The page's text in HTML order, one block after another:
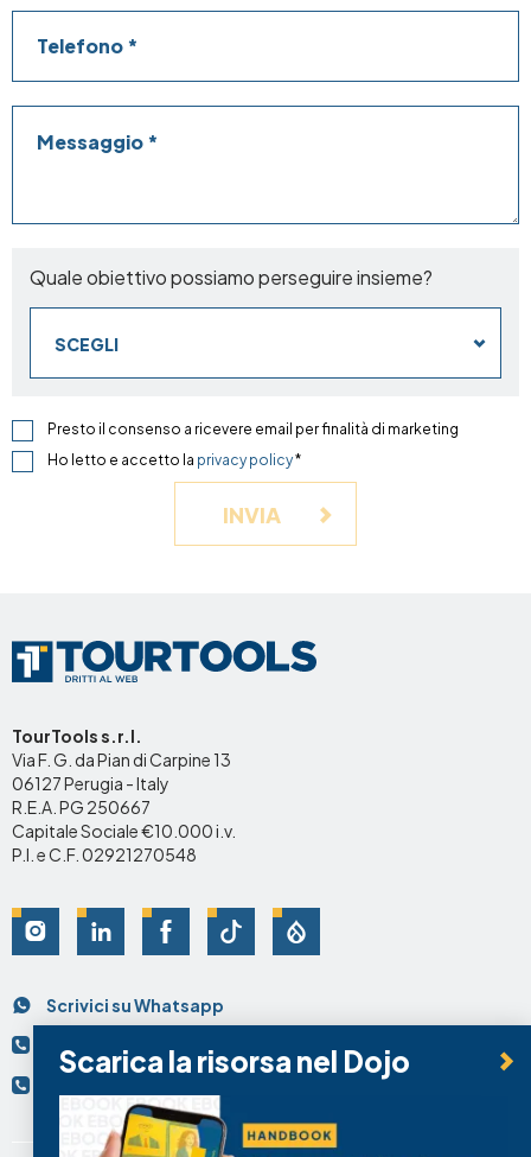
Scarica la risorsa nel Dojo
Quale obiettivo possiamo perseguire insieme?
SCEGLI
Presto il consenso a ricevere email per finalità di marketing
Ho letto e accetto la privacy policy*
INVIA
TourTools s.r.l.
Via F. G. da Pian di Carpine 13
06127 Perugia - Italy
R.E.A. PG 250667
Capitale Sociale €10.000 i.v.
P.I. e C.F. 02921270548
Social
Contatti
Scrivici su Whatsapp
+39 075.95.69.74